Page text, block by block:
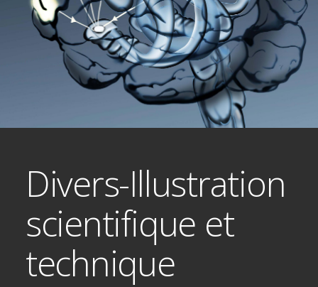
Divers-Illustration
scientifique et
technique